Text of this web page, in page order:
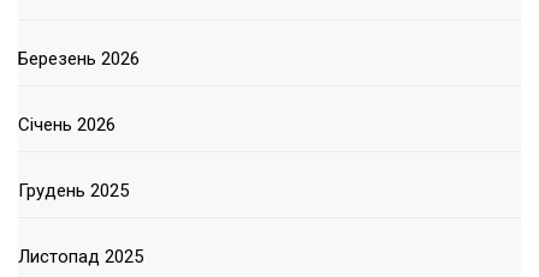
Березень 2026
Січень 2026
Грудень 2025
Листопад 2025